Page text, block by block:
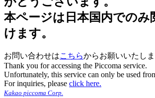
本ページは日本国内でのみ
けます。
お問い合わせはこちらからお願いいたしま
Thank you for accessing the Piccoma service.
Unfortunately, this service can only be used
For inquiries, please click here.
Kakao piccoma Corp.